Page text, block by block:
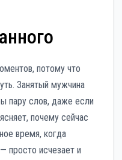
потому что
Занятый мужчина
пару слов, даже если
почему сейчас
время, когда
просто исчезает и